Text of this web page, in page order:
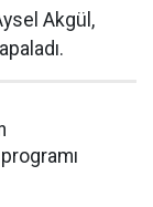
Akgül,